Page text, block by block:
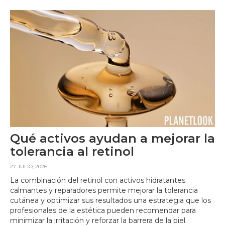
Qué activos ayudan a mejorar la
tolerancia al retinol
27 JULIO, 2026
La combinación del retinol con activos hidratantes
calmantes y reparadores permite mejorar la tolerancia
cutánea y optimizar sus resultados una estrategia que los
profesionales de la estética pueden recomendar para
minimizar la irritación y reforzar la barrera de la piel.